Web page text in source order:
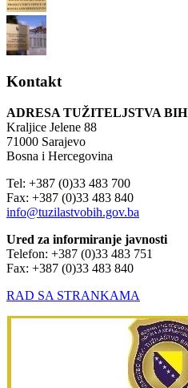
Kontakt
ADRESA TUŽITELJSTVA BIH
Kraljice Jelene 88
71000 Sarajevo
Bosna i Hercegovina
Tel: +387 (0)33 483 700
Fax: +387 (0)33 483 840
info@tuzilastvobih.gov.ba
Ured za informiranje javnosti
Telefon: +387 (0)33 483 751
Fax: +387 (0)33 483 840
RAD SA STRANKAMA